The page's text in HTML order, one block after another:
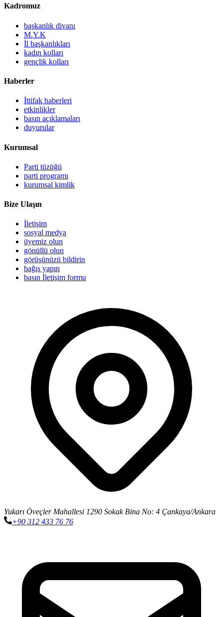
Kadromuz
başkanlık divanı
M.Y.K
İl başkanlıkları
kadın kolları
gençlik kolları
Haberler
İttifak haberleri
etkinlikler
basın açıklamaları
duyurular
Kurumsal
Parti tüzüğü
parti programı
kurumsal kimlik
Bize Ulaşın
İletişim
sosyal medya
üyemiz olun
gönüllü olun
görüşünüzü bildirin
bağış yapın
basın İletişim formu
Yukarı Öveçler Mahallesi 1290 Sokak Bina No: 4 Çankaya/Ankara
+90 312 433 76 76